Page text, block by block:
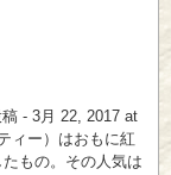
- 3月 22, 2017 at
ィー）はおもに紅
もの。その人気は